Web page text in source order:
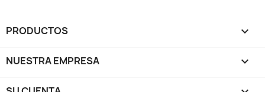
PRODUCTOS 
NUESTRA EMPRESA 